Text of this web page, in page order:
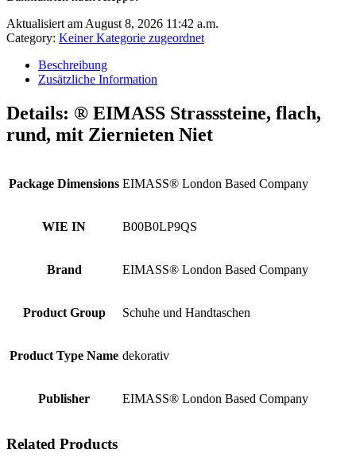
Aktualisiert am August 8, 2026 11:42 a.m.
Category: Keiner Kategorie zugeordnet
Beschreibung
Zusätzliche Information
Details: ® EIMASS Strasssteine, flach,
rund, mit Ziernieten Niet
Package Dimensions EIMASS® London Based Company
WIE IN B00B0LP9QS
Brand EIMASS® London Based Company
Product Group Schuhe und Handtaschen
Product Type Name dekorativ
Publisher EIMASS® London Based Company
Related Products